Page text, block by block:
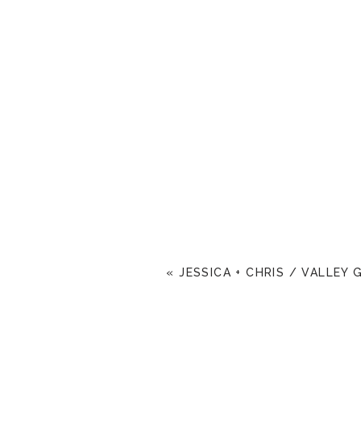
«JESSICA + CHRIS / VALLEY